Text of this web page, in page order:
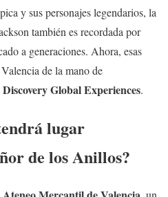
y sus personajes legendarios, la
también es recordada por
a generaciones. Ahora, esas
de la mano de
Global Experiences.
lugar
de los Anillos?